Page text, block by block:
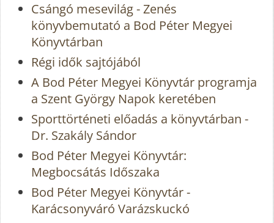
Csángó mesevilág - Zenés
könyvbemutató a Bod Péter Megyei
Könyvtárban
Régi idők sajtójából
A Bod Péter Megyei Könyvtár programja
a Szent György Napok keretében
Sporttörténeti előadás a könyvtárban -
Dr. Szakály Sándor
Bod Péter Megyei Könyvtár:
Megbocsátás Időszaka
Bod Péter Megyei Könyvtár -
Karácsonyváró Varázskuckó